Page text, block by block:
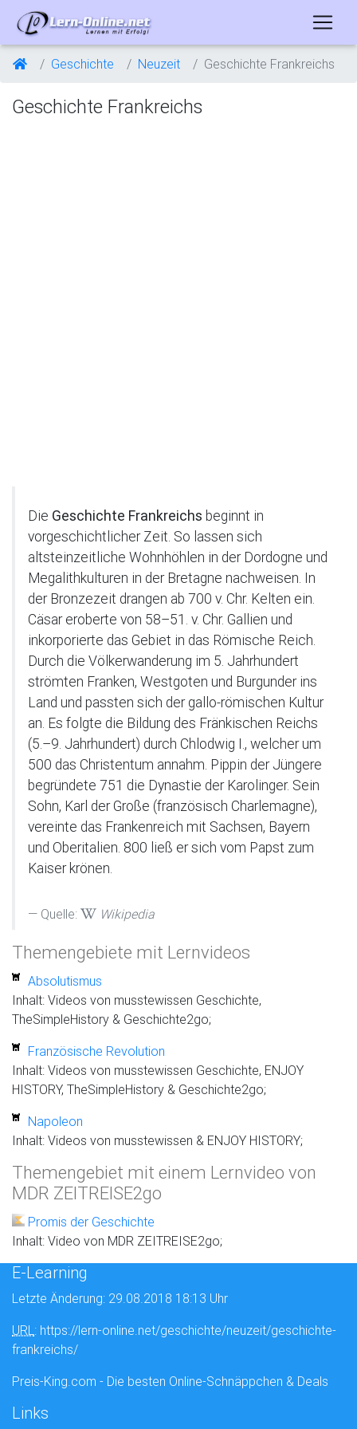
Geschichte Neuzeit Geschichte Frankreichs
Geschichte Frankreichs
Die Geschichte Frankreichs beginnt in
vorgeschichtlicher Zeit. So lassen sich
altsteinzeitliche Wohnhöhlen in der Dordogne und
Megalithkulturen in der Bretagne nachweisen. In
der Bronzezeit drangen ab 700 v. Chr. Kelten ein.
Cäsar eroberte von 58–51. v. Chr. Gallien und
inkorporierte das Gebiet in das Römische Reich.
Durch die Völkerwanderung im 5. Jahrhundert
strömten Franken, Westgoten und Burgunder ins
Land und passten sich der gallo-römischen Kultur
an. Es folgte die Bildung des Fränkischen Reichs
(5.–9. Jahrhundert) durch Chlodwig I., welcher um
500 das Christentum annahm. Pippin der Jüngere
begründete 751 die Dynastie der Karolinger. Sein
Sohn, Karl der Große (französisch Charlemagne),
vereinte das Frankenreich mit Sachsen, Bayern
und Oberitalien. 800 ließ er sich vom Papst zum
Kaiser krönen.
Quelle: Wikipedia
Themengebiete mit Lernvideos
Absolutismus
Inhalt: Videos von musstewissen Geschichte,
TheSimpleHistory & Geschichte2go;
Französische Revolution
Inhalt: Videos von musstewissen Geschichte, ENJOY
HISTORY, TheSimpleHistory & Geschichte2go;
Napoleon
Inhalt: Videos von musstewissen & ENJOY HISTORY;
Themengebiet mit einem Lernvideo von
MDR ZEITREISE2go
Promis der Geschichte
Inhalt: Video von MDR ZEITREISE2go;
E-Learning
Letzte Änderung: 29.08.2018 18:13 Uhr
URL: https://lern-online.net/geschichte/neuzeit/geschichte-
frankreichs/
Preis-King.com - Die besten Online-Schnäppchen & Deals
Links